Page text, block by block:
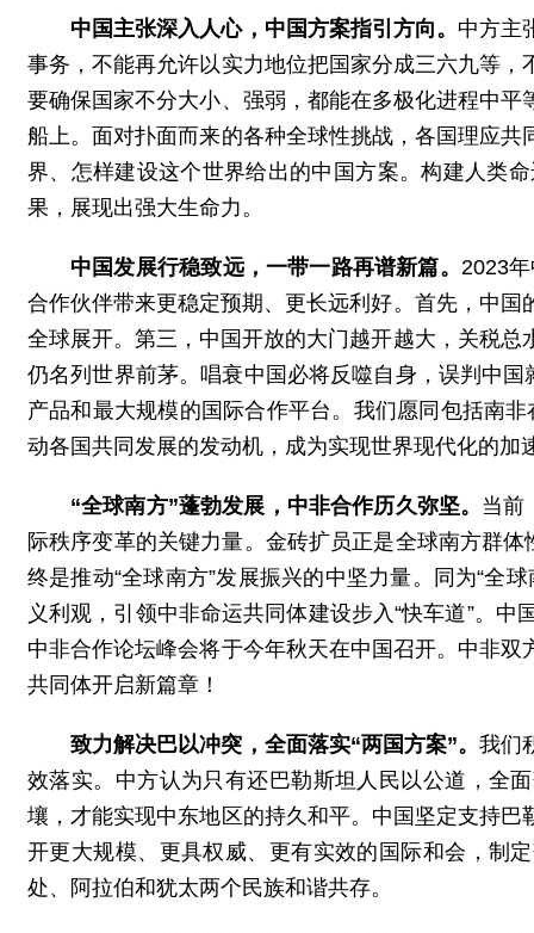
中国主张深入人心，中国方案指引方向。 中方主
事务，不能再允许以实力地位把国家分成三六九等
要确保国家不分大小、强弱，都能在多极化进程中
船上。面对扑面而来的各种全球性挑战，各国理应
界、怎样建设这个世界给出的中国方案。构建人类
果，展现出强大生命力。
中国发展行稳致远，一带一路再谱新篇。 2023
合作伙伴带来更稳定预期、更长远利好。首先，中
全球展开。第三，中国开放的大门越开越大，关税
仍名列世界前茅。唱衰中国必将反噬自身，误判中
产品和最大规模的国际合作平台。我们愿同包括南
动各国共同发展的发动机，成为实现世界现代化的加
“全球南方”蓬勃发展，中非合作历久弥坚。 当前
际秩序变革的关键力量。金砖扩员正是全球南方群
终是推动“全球南方”发展振兴的中坚力量。同为“全
义利观，引领中非命运共同体建设步入“快车道”。
中非合作论坛峰会将于今年秋天在中国召开。中非
共同体开启新篇章！
致力解决巴以冲突，全面落实“两国方案”。我们
效落实。中方认为只有还巴勒斯坦人民以公道，全
壤，才能实现中东地区的持久和平。中国坚定支持
开更大规模、更具权威、更有实效的国际和会，制
处、阿拉伯和犹太两个民族和谐共存。